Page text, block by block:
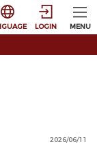
択すると言語の切
LOGIN MENU
2026/06/11